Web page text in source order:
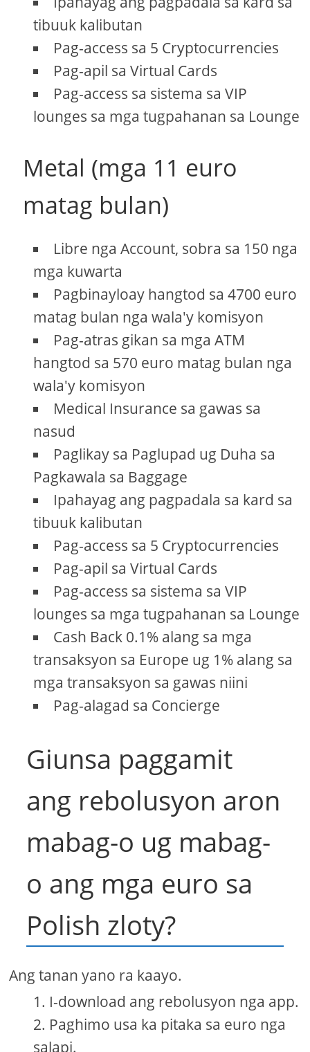
tibuuk kalibutan
Pag-access sa 5 Cryptocurrencies
Pag-apil sa Virtual Cards
Pag-access sa sistema sa VIP
lounges sa mga tugpahanan sa Lounge
Metal (mga 11 euro
matag bulan)
Libre nga Account, sobra sa 150 nga
mga kuwarta
Pagbinayloay hangtod sa 4700 euro
matag bulan nga wala'y komisyon
Pag-atras gikan sa mga ATM
hangtod sa 570 euro matag bulan nga
wala'y komisyon
Medical Insurance sa gawas sa
nasud
Paglikay sa Paglupad ug Duha sa
Pagkawala sa Baggage
Ipahayag ang pagpadala sa kard sa
tibuuk kalibutan
Pag-access sa 5 Cryptocurrencies
Pag-apil sa Virtual Cards
Pag-access sa sistema sa VIP
lounges sa mga tugpahanan sa Lounge
Cash Back 0.1% alang sa mga
transaksyon sa Europe ug 1% alang sa
mga transaksyon sa gawas niini
Pag-alagad sa Concierge
Giunsa paggamit
ang rebolusyon aron
mabag-o ug mabag-
o ang mga euro sa
Polish zloty?
Ang tanan yano ra kaayo.
I-download ang rebolusyon nga app.
Paghimo usa ka pitaka sa euro nga
salapi.